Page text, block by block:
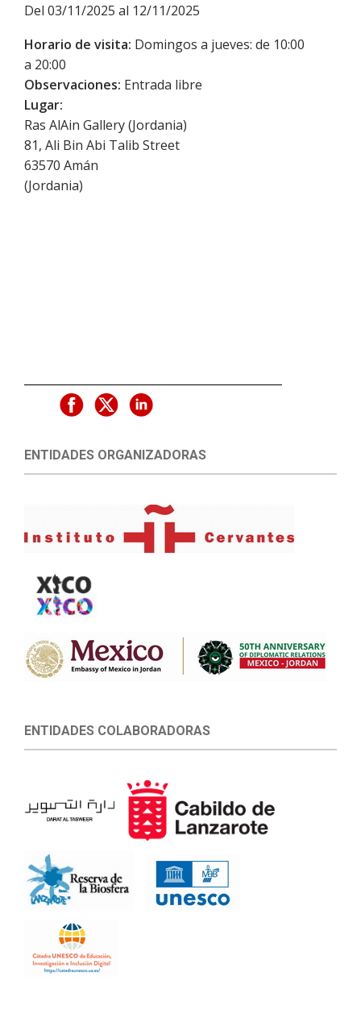
Del 03/11/2025 al 12/11/2025
Horario de visita: Domingos a jueves: de 10:00
a 20:00
Observaciones: Entrada libre
Lugar:
Ras AlAin Gallery (Jordania)
81, Ali Bin Abi Talib Street
63570 Amán
(Jordania)
ENTIDADES ORGANIZADORAS
ENTIDADES COLABORADORAS